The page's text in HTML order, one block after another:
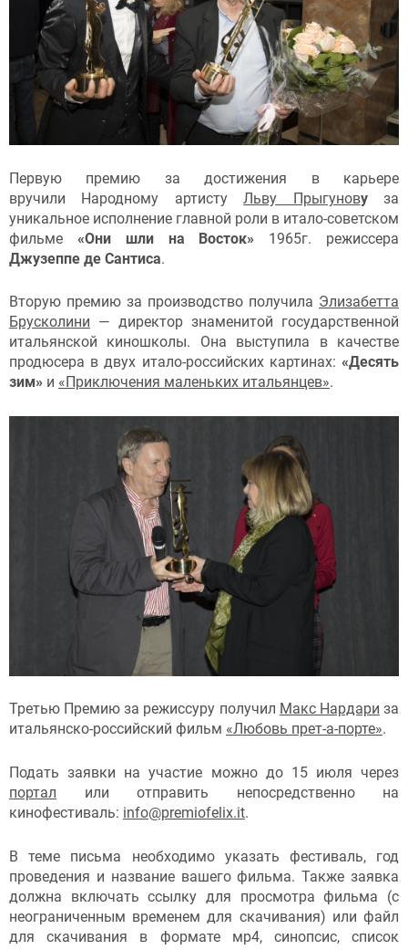
Первую премию за достижения в карьере
вручили Народному артистуЛьву Прыгуновуза
уникальное исполнение главной роли в итало-советском
фильме «Они шли на Восток» 1965г. режиссера
Джузеппе де Сантиса.
Вторую премию за производство получила Элизабетта
Брусколини — директор знаменитой государственной
итальянской киношколы. Она выступила в качестве
продюсера в двух итало-российских картинах: «Десять
зим» и «Приключения маленьких итальянцев».
Третью Премию за режиссуру получил Макс Нардари за
итальянско-российский фильм «Любовь прет-а-порте».
Подать заявки на участие можно до 15 июля через
портал или отправить непосредственно на
кинофестиваль: info@premiofelix.it.
В теме письма необходимо указать фестиваль, год
проведения и название вашего фильма. Также заявка
должна включать ссылку для просмотра фильма (с
неограниченным временем для скачивания) или файл
для скачивания в формате мр4, синопсис, список